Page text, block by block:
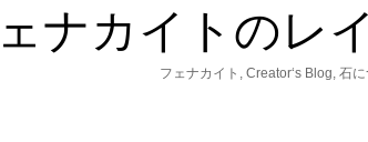
ナカイトのレ
フェナカイト , Creator‘s Blog, 石に